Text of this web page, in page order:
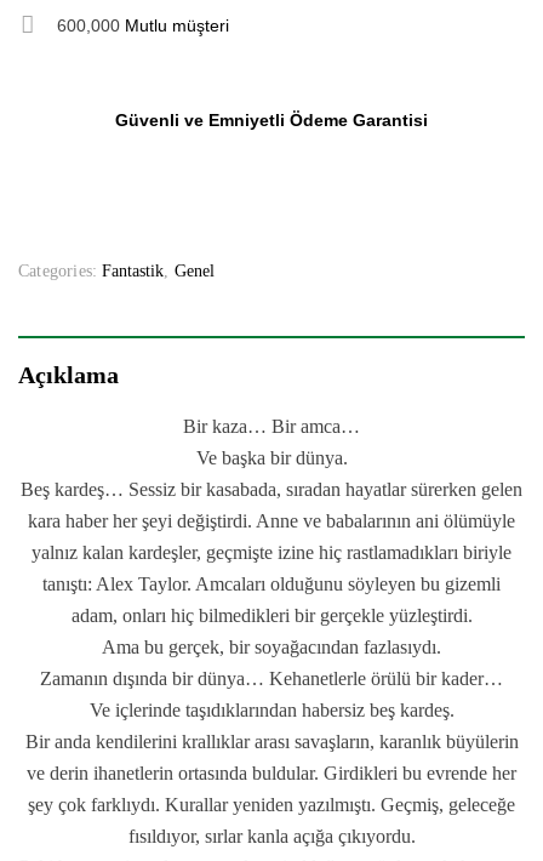
600,000 Mutlu müşteri
Güvenli ve Emniyetli Ödeme Garantisi
Categories: Fantastik, Genel
Açıklama
Bir kaza… Bir amca…
Ve başka bir dünya.
Beş kardeş… Sessiz bir kasabada, sıradan hayatlar sürerken gelen
kara haber her şeyi değiştirdi. Anne ve babalarının ani ölümüyle
yalnız kalan kardeşler, geçmişte izine hiç rastlamadıkları biriyle
tanıştı: Alex Taylor. Amcaları olduğunu söyleyen bu gizemli
adam, onları hiç bilmedikleri bir gerçekle yüzleştirdi.
Ama bu gerçek, bir soyağacından fazlasıydı.
Zamanın dışında bir dünya… Kehanetlerle örülü bir kader…
Ve içlerinde taşıdıklarından habersiz beş kardeş.
Bir anda kendilerini krallıklar arası savaşların, karanlık büyülerin
ve derin ihanetlerin ortasında buldular. Girdikleri bu evrende her
şey çok farklıydı. Kurallar yeniden yazılmıştı. Geçmiş, geleceğe
fısıldıyor, sırlar kanla açığa çıkıyordu.